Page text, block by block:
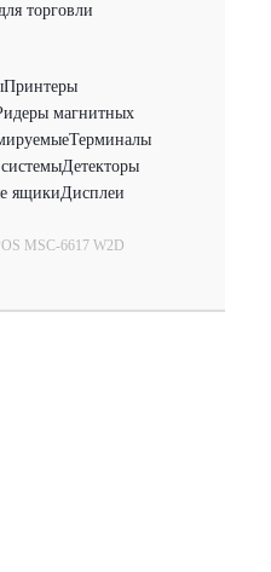
торговли
Принтеры
магнитных
Терминалы
Детекторы
ящикиДисплеи
MSC-6617 W2D